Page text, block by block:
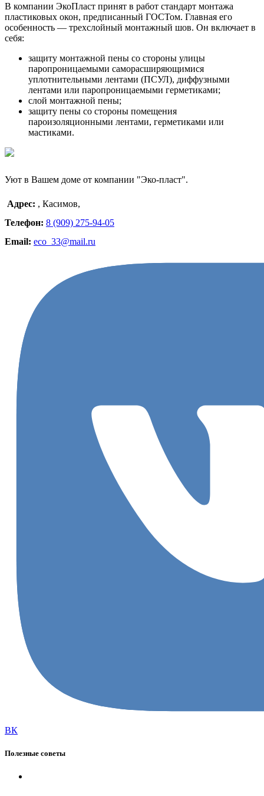
В компании ЭкоПласт принят в работ стандарт монтажа
пластиковых окон, предписанный ГОСТом. Главная его
особенность — трехслойный монтажный шов. Он включает в
себя:
защиту монтажной пены со стороны улицы
паропроницаемыми саморасширяющимися
уплотнительными лентами (ПСУЛ), диффузными
лентами или паропроницаемыми герметиками;
слой монтажной пены;
защиту пены со стороны помещения
пароизоляционными лентами, герметиками или
мастиками.
Уют в Вашем доме от компании "Эко-пласт".
Адрес: , Касимов,
Телефон: 8 (909) 275-94-05
Email: eco_33@mail.ru
ВК
Полезные советы